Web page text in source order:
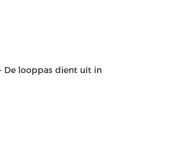
De looppas dient uit in